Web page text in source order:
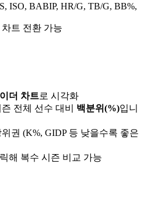
ISO, BABIP, HR/G, TB/G, BB%,
트 전환 가능
더 차트로 시각화
전체 선수 대비 백분위(%)입니
권 (K%, GIDP 등 낮을수록 좋은
해 복수 시즌 비교 가능